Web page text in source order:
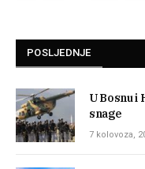
POSLJEDNJE
U Bosnu i
snage
7 kolovoza,